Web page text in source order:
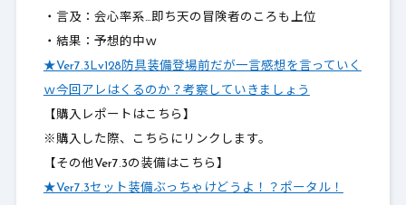
・言及：会心率系…即ち天の冒険者のころも上位
・結果：予想的中ｗ
★Ver7.3Lv128防具装備登場前だが一言感想を言っていく
ｗ今回アレはくるのか？考察していきましょう
【購入レポートはこちら】
※購入した際、こちらにリンクします。
【その他Ver7.3の装備はこちら】
★Ver7.3セット装備ぶっちゃけどうよ！？ポータル！